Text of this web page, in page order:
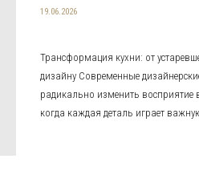
19.06.2026
Трансформация кухни: от
дизайну Современные
радикально изменить восприятие
когда каждая деталь играет